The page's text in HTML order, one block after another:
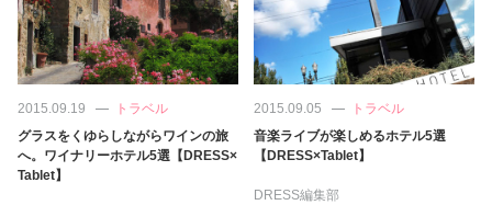
2015.09.19
トラベル
グラスをくゆらしながらワインの旅
へ。ワイナリーホテル5選【DRESS×
Tablet】
2015.09.05
トラベル
音楽ライブが楽しめるホテル5選
【DRESS×Tablet】
DRESS編集部